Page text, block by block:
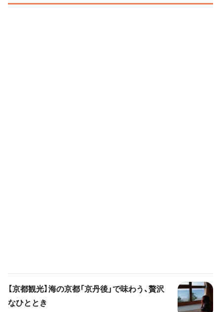
【京都観光】海の京都「京丹後」で味わう、贅沢
なひととき